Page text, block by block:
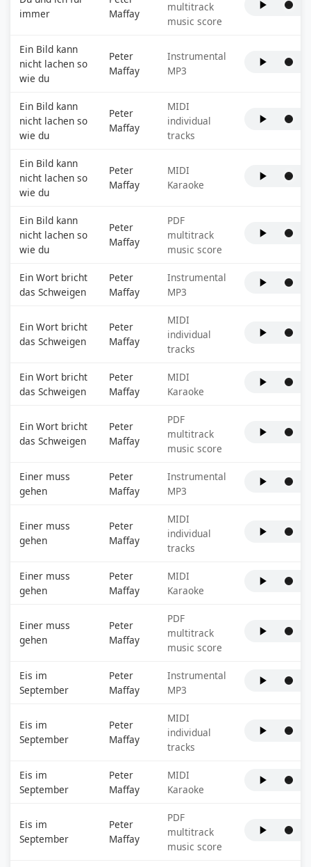
immer
Maffay
multitrack
music score
Ein Bild kann
nicht lachen so
wie du
Peter
Maffay
Instrumental
MP3
Ein Bild kann
nicht lachen so
wie du
Peter
Maffay
MIDI
individual
tracks
Ein Bild kann
nicht lachen so
wie du
Peter
Maffay
MIDI
Karaoke
Ein Bild kann
nicht lachen so
wie du
Peter
Maffay
PDF
multitrack
music score
Ein Wort bricht
das Schweigen
Peter
Maffay
Instrumental
MP3
Ein Wort bricht
das Schweigen
Peter
Maffay
MIDI
individual
tracks
Ein Wort bricht
das Schweigen
Peter
Maffay
MIDI
Karaoke
Ein Wort bricht
das Schweigen
Peter
Maffay
PDF
multitrack
music score
Einer muss
gehen
Peter
Maffay
Instrumental
MP3
Einer muss
gehen
Peter
Maffay
MIDI
individual
tracks
Einer muss
gehen
Peter
Maffay
MIDI
Karaoke
Einer muss
gehen
Peter
Maffay
PDF
multitrack
music score
Eis im
September
Peter
Maffay
Instrumental
MP3
Eis im
September
Peter
Maffay
MIDI
individual
tracks
Eis im
September
Peter
Maffay
MIDI
Karaoke
Eis im
September
Peter
Maffay
PDF
multitrack
music score